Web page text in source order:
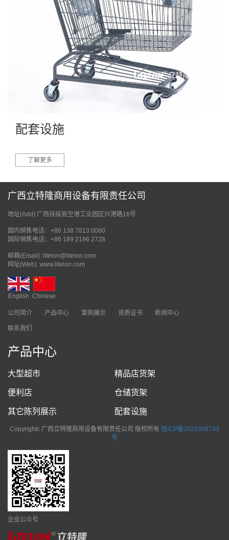
配套设施
了解更多
广西立特隆商用设备有限责任公司
地址(Add):广西扶绥县空港工业园区兴港路16号
国内销售电话：+86 138 7813 0060
国际销售电话：+86 189 2196 2728
邮箱(Email): litelon@litelon.com
网址(Web) :www.litelon.com
English Chinese
公司简介 产品中心 案例展示 资质证书 新闻中心
联系我们
产品中心
大型超市 精品店货架
便利店 仓储货架
其它陈列展示 配套设施
Copyrightc 广西立特隆商用设备有限责任公司 版权所有 桂ICP备2021008743
号
企业公众号